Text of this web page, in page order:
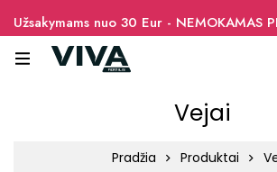
Užsakymams nuo 30 Eur - NEMOKAMAS
paštomatus
Vejai
Pradžia Produktai